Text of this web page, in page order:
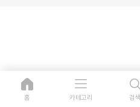
홈 카테고리 검색